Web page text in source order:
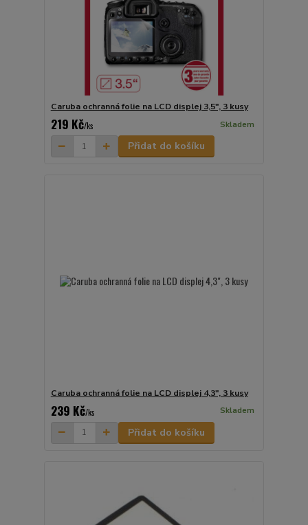
Caruba ochranná folie na LCD displej 3,5", 3 kusy
219 Kč/ks Skladem
Přidat do košíku
Caruba ochranná folie na LCD displej 4,3", 3 kusy
239 Kč/ks Skladem
Přidat do košíku